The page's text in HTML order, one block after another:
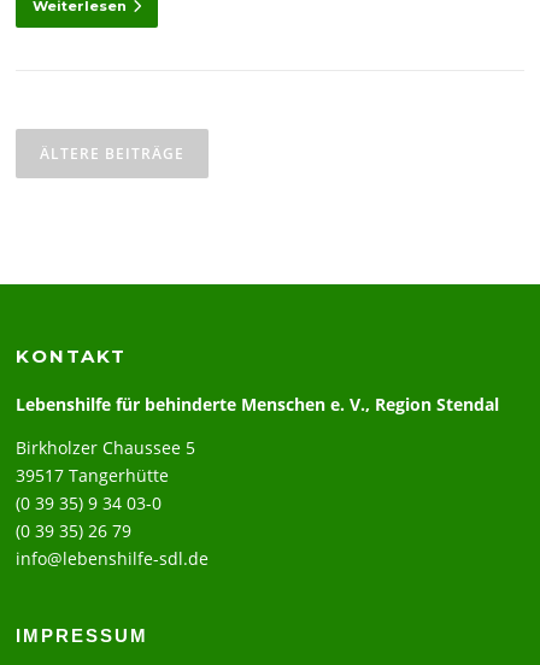
Weiterlesen
ÄLTERE BEITRÄGE
KONTAKT
Lebenshilfe für behinderte Menschen e. V., Region Stendal
Birkholzer Chaussee 5
39517 Tangerhütte
(0 39 35) 9 34 03-0
(0 39 35) 26 79
info@lebenshilfe-sdl.de
IMPRESSUM